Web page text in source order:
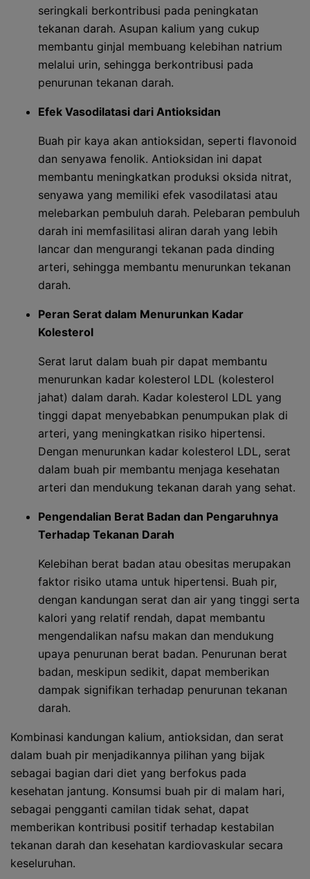
seringkali berkontribusi pada peningkatan
tekanan darah. Asupan kalium yang cukup
membantu ginjal membuang kelebihan natrium
melalui urin, sehingga berkontribusi pada
penurunan tekanan darah.
Efek Vasodilatasi dari Antioksidan
Buah pir kaya akan antioksidan, seperti flavonoid
dan senyawa fenolik. Antioksidan ini dapat
membantu meningkatkan produksi oksida nitrat,
senyawa yang memiliki efek vasodilatasi atau
melebarkan pembuluh darah. Pelebaran pembuluh
darah ini memfasilitasi aliran darah yang lebih
lancar dan mengurangi tekanan pada dinding
arteri, sehingga membantu menurunkan tekanan
darah.
Peran Serat dalam Menurunkan Kadar
Kolesterol
Serat larut dalam buah pir dapat membantu
menurunkan kadar kolesterol LDL (kolesterol
jahat) dalam darah. Kadar kolesterol LDL yang
tinggi dapat menyebabkan penumpukan plak di
arteri, yang meningkatkan risiko hipertensi.
Dengan menurunkan kadar kolesterol LDL, serat
dalam buah pir membantu menjaga kesehatan
arteri dan mendukung tekanan darah yang sehat.
Pengendalian Berat Badan dan Pengaruhnya
Terhadap Tekanan Darah
Kelebihan berat badan atau obesitas merupakan
faktor risiko utama untuk hipertensi. Buah pir,
dengan kandungan serat dan air yang tinggi serta
kalori yang relatif rendah, dapat membantu
mengendalikan nafsu makan dan mendukung
upaya penurunan berat badan. Penurunan berat
badan, meskipun sedikit, dapat memberikan
dampak signifikan terhadap penurunan tekanan
darah.
Kombinasi kandungan kalium, antioksidan, dan serat
dalam buah pir menjadikannya pilihan yang bijak
sebagai bagian dari diet yang berfokus pada
kesehatan jantung. Konsumsi buah pir di malam hari,
sebagai pengganti camilan tidak sehat, dapat
memberikan kontribusi positif terhadap kestabilan
tekanan darah dan kesehatan kardiovaskular secara
keseluruhan.